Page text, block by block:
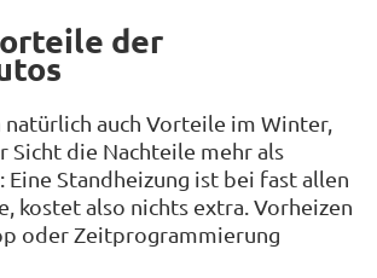
der
natürlich auch Vorteile im Winter,
Sicht die Nachteile mehr als
Eine Standheizung ist bei fast allen
kostet also nichts extra. Vorheizen
oder Zeitprogrammierung